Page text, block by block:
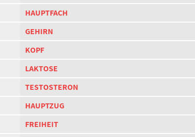
HAUPTFACH
GEHIRN
KOPF
LAKTOSE
TESTOSTERON
HAUPTZUG
FREIHEIT